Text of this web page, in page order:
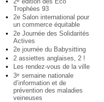
Trophées 93
2e Salon international pour
un commerce équitable
2e Journée des Solidarités
Actives
2e journée du Babysitting
2 assiettes anglaises, 2 !
Les rendez-vous de la ville
3e semaine nationale
d’information et de
prévention des maladies
veineuses